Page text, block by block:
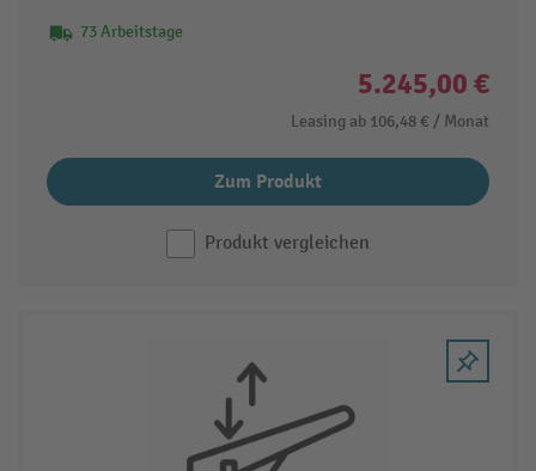
73 Arbeitstage
5.245,00 €
Leasing ab 106,48 € / Monat
Zum Produkt
Produkt vergleichen